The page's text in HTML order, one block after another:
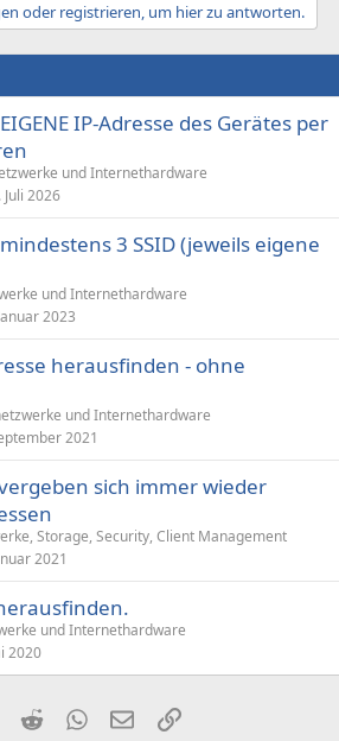
oder registrieren, um hier zu antworten.
IP-Adresse des Gerätes per
und Internethardware
Juli 2026
3 SSID (jeweils eigene
und Internethardware
2023
herausfinden - ohne
und Internethardware
2021
sich immer wieder
Storage, Security, Client Management
2021
und Internethardware
2020
RedditWhatsApp
E-MailLink